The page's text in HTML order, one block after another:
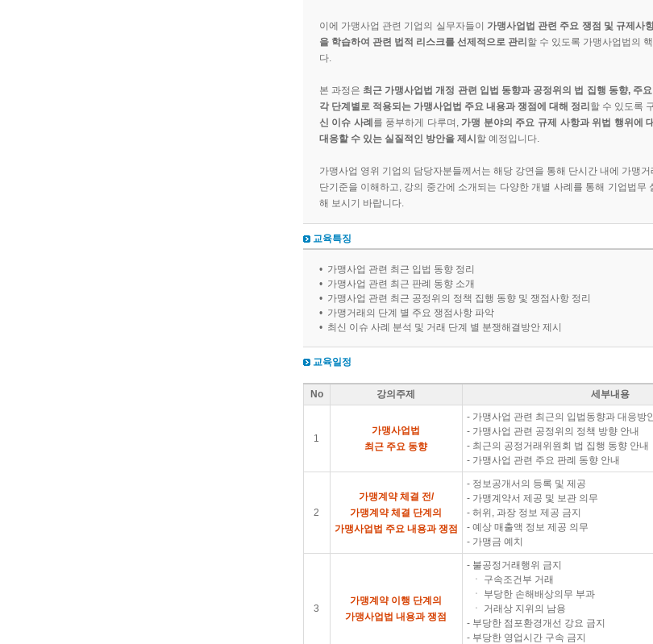
이에 가맹사업 관련 기업의 실무자들이 가맹사업법 관련 주요 쟁점 및 규제사
을 학습하여 관련 법적 리스크를 선제적으로 관리 할 수 있도록 가맹사업법의
다.
본 과정은 최근 가맹사업법 개정 관련 입법 동향과 공정위의 법 집행 동향, 주
각 단계별로 적용되는 가맹사업법 주요 내용과 쟁점에 대해 정리 할 수 있도록
신 이슈 사례 를 풍부하게 다루며, 가맹 분야의 주요 규제 사항과 위법 행위에
대응할 수 있는 실질적인 방안을 제시 할 예정입니다.
가맹사업 영위 기업의 담당자분들께서는 해당 강연을 통해 단시간 내에 가맹
단기준을 이해하고, 강의 중간에 소개되는 다양한 개별 사례를 통해 기업법무
해 보시기 바랍니다.
교육특징
• 가맹사업 관련 최근 입법 동향 정리
• 가맹사업 관련 최근 판례 동향 소개
• 가맹사업 관련 최근 공정위의 정책 집행 동향 및 쟁점사항 정리
• 가맹거래의 단계 별 주요 쟁점사항 파악
• 최신 이슈 사례 분석 및 거래 단계 별 분쟁해결방안 제시
교육일정
No 강의주제 세부내용
1
가맹사업법
최근 주요 동향
- 가맹사업 관련 최근의 입법동향과 대응방
- 가맹사업 관련 공정위의 정책 방향 안내
- 최근의 공정거래위원회 법 집행 동향 안내
- 가맹사업 관련 주요 판례 동향 안내
2
가맹계약 체결 전/
가맹계약 체결 단계의
가맹사업법 주요 내용과 쟁점
- 정보공개서의 등록 및 제공
- 가맹계약서 제공 및 보관 의무
- 허위, 과장 정보 제공 금지
- 예상 매출액 정보 제공 의무
- 가맹금 예치
3
가맹계약 이행 단계의
가맹사업법 내용과 쟁점
- 불공정거래행위 금지
ㆍ 구속조건부 거래
ㆍ 부당한 손해배상의무 부과
ㆍ 거래상 지위의 남용
- 부당한 점포환경개선 강요 금지
- 부당한 영업시간 구속 금지